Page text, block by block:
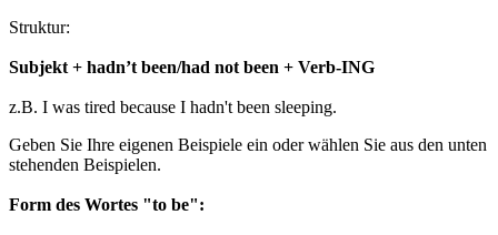
Struktur:
Subjekt + hadn’t been/had not been + Verb-ING
z.B. I was tired because I hadn't been sleeping.
Geben Sie Ihre eigenen Beispiele ein oder wählen Sie aus den unten
stehenden Beispielen.
Form des Wortes "to be":